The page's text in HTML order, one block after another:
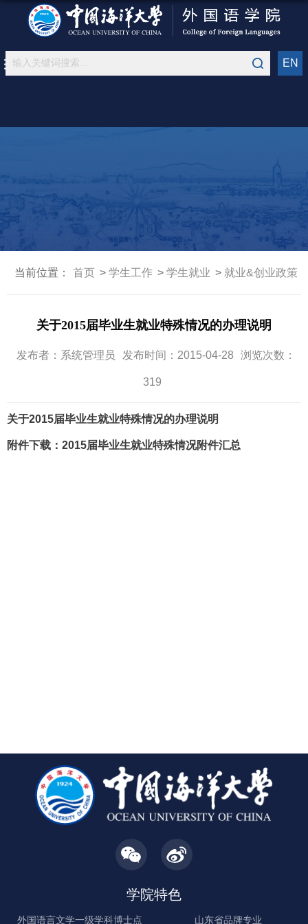
EN
当前位置： 首页 学生工作 学生就业 就业&创业政策
关于2015届毕业生就业特殊情况的办理说明
发布者：系统管理员 发布时间：2015-04-28 浏览次数：
319
关于2015届毕业生就业特殊情况的办理说明
附件下载​：2015届毕业生就业特殊情况附件汇总
学院特色
外国语言文学一级学科博士点 山东省品牌专业